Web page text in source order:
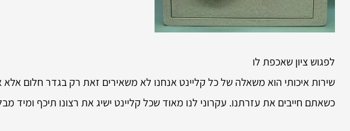
לפגוש ציון שאכפת לו
שירות איכותי הוא משאלה של כל קליינט אנחנו לא משאירים זאת רק בגדר חלום
כשאתם חייבים את עזרתנו. עקרוני לנו מאוד שכל קליינט ישיג את רצונו תיכף ומיד